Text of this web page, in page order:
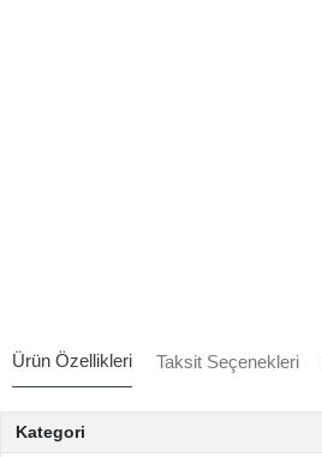
Ürün Özellikleri Taksit Seçenekleri
Kategori